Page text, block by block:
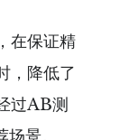
在保证精
，降低了
过AB测